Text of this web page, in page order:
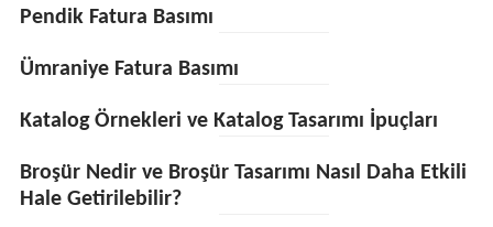
Pendik Fatura Basımı
Ümraniye Fatura Basımı
Katalog Örnekleri ve Katalog Tasarımı İpuçları
Broşür Nedir ve Broşür Tasarımı Nasıl Daha Etkili
Hale Getirilebilir?